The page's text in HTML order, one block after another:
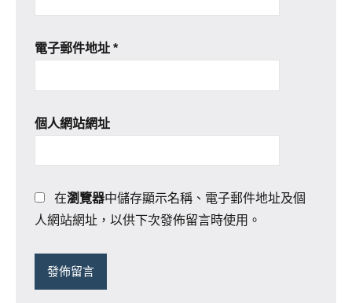
電子郵件地址 *
個人網站網址
在瀏覽器中儲存顯示名稱、電子郵件地址及個
人網站網址，以供下次發佈留言時使用。